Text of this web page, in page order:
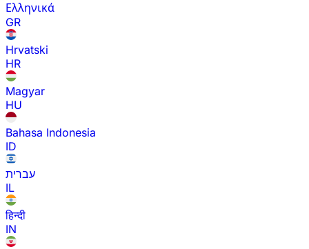
Ελληνικά
GR
Hrvatski
HR
Magyar
HU
Bahasa Indonesia
ID
עברית
IL
हिन्दी
IN